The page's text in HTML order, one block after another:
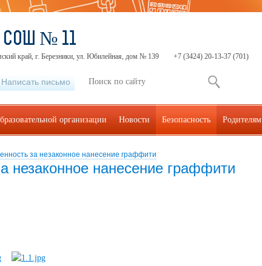
за незаконное нанесение граффити
незаконное нанесение граффити
СОШ № 11
край, г. Березники, ул. Юбилейная, дом № 139 +7 (3424) 20-13-37 (701)
Написать письмо
организации Новости Безопасность Родителям